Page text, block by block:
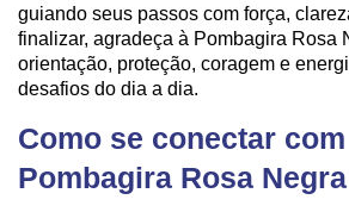
guiando seus passos com força,
finalizar, agradeça à Pombagira Rosa
orientação, proteção, coragem e
desafios do dia a dia.
Como se conectar
Pombagira Rosa Negra